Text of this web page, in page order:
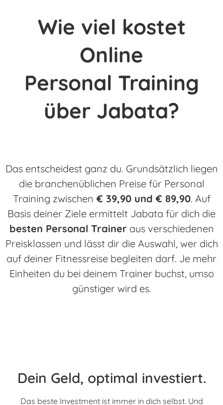
Wie viel kostet
Online
Personal Training
über Jabata?
Das entscheidest ganz du. Grundsätzlich liegen
die branchenüblichen Preise für Personal
Training zwischen € 39,90 und € 89,90. Auf
Basis deiner Ziele ermittelt Jabata für dich die
besten Personal Traineraus verschiedenen
Preisklassen und lässt dir die Auswahl, wer dich
auf deiner Fitnessreise begleiten darf. Je mehr
Einheiten du bei deinem Trainer buchst, umso
günstiger wird es.
Dein Geld, optimal investiert.
Das beste Investment ist immer in dich selbst. Und